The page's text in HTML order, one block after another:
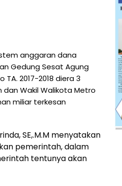
anggaran dana
Gedung Sesat Agung
2017-2018 diera 3
Wakil Walikota Metro
miliar terkesan
SE,.M.M menyatakan
pemerintah, dalam
tentunya akan